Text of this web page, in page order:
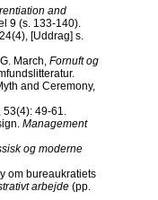
and
9 (s. 133-140).
[Uddrag] s.
March, Fornuft og
and Ceremony,
53(4): 49-61.
Management
og moderne
om bureaukratiets
arbejde (pp.